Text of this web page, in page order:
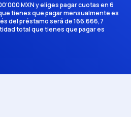
MXN y eliges pagar cuotas en 6
tienes que pagar mensualmente es
del préstamo será de 166.666,7
total que tienes que pagar es